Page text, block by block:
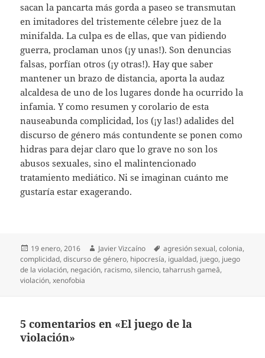
sacan la pancarta más gorda a paseo se transmutan
en imitadores del tristemente célebre juez de la
minifalda. La culpa es de ellas, que van pidiendo
guerra, proclaman unos (¡y unas!). Son denuncias
falsas, porfían otros (¡y otras!). Hay que saber
mantener un brazo de distancia, aporta la audaz
alcaldesa de uno de los lugares donde ha ocurrido la
infamia. Y como resumen y corolario de esta
nauseabunda complicidad, los (¡y las!) adalides del
discurso de género más contundente se ponen como
hidras para dejar claro que lo grave no son los
abusos sexuales, sino el malintencionado
tratamiento mediático. Ni se imaginan cuánto me
gustaría estar exagerando.
Publicado
el
19 enero, 2016 Autor
Javier Vizcaíno Etiquetas
agresión sexual,colonia,
complicidad,discurso de género, hipocresía, igualdad, juego, juego
de la violación, negación, racismo,silencio,taharrush gameâ,
violación,xenofobia
5 comentarios en «El juego de la
violación»